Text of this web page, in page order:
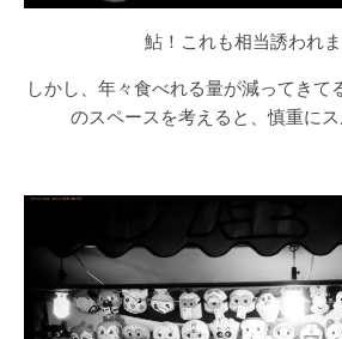
鮎！これも相当誘われま
しかし、年々食べれる量が減ってきて
のスペースを考えると、慎重に